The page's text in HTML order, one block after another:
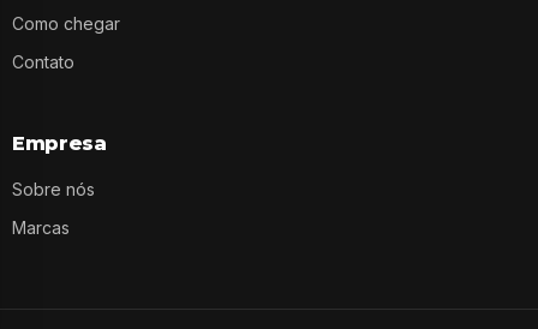
Como chegar
Contato
Empresa
Sobre nós
Marcas